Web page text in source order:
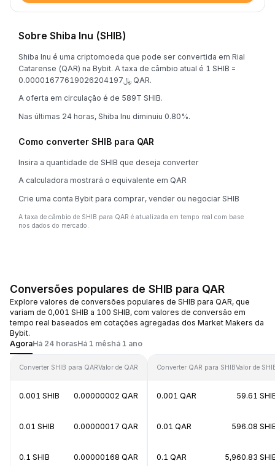
Sobre Shiba Inu (SHIB)
Shiba Inu é uma criptomoeda que pode ser convertida em Rial
Catarense (QAR) na Bybit. A taxa de câmbio atual é 1 SHIB =
﷼0.00001677619026204197 QAR.
A oferta em circulação é de 589T SHIB.
Nas últimas 24 horas, Shiba Inu diminuiu 0.80%.
Como converter SHIB para QAR
Insira a quantidade de SHIB que deseja converter
A calculadora mostrará o equivalente em QAR
Crie uma conta Bybit para comprar, vender ou negociar SHIB
A taxa de câmbio de SHIB para QAR é atualizada em tempo real com base
nos dados do mercado.
Conversões populares de SHIB para QAR
Explore valores de conversões populares de SHIB para QAR, que
variam de 0,001 SHIB a 100 SHIB, com valores de conversão em
tempo real baseados em cotações agregadas dos Market Makers da
Bybit.
AgoraHá 24 horasHá 1 mêshá 1 ano
Converter SHIB para QARValor de QAR
0.001 SHIB 0.00000002 QAR
0.01 SHIB 0.00000017 QAR
0.1 SHIB 0.00000168 QAR
Converter QAR para SHIBValor de
0.001 QAR 59.61
0.01 QAR 596.08
0.1 QAR 5,960.83